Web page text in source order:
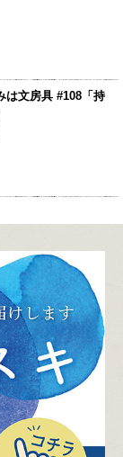
は文房具 #108「持